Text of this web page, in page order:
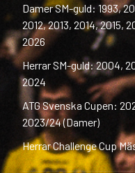
Damer SM-guld: 1993,
2012, 2013, 2014, 2015,
2026
Herrar SM-guld: 2004,
2024
ATG Svenska Cupen:
2023/24 (Damer)
Herrar Challenge Cup